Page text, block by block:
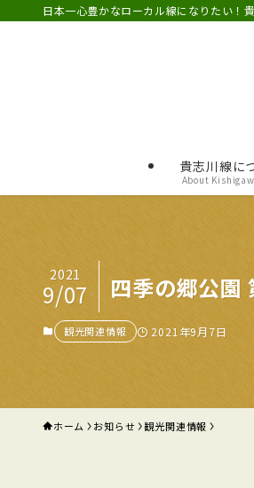
日本一心豊かなローカル線になりたい！
貴志川線に
About
四季の郷公園
2021
9/07
観光関連情報 2021年9月7日
ホーム お知らせ 観光関連情報